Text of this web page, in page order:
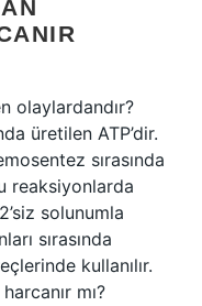
olaylardandır?
üretilen ATP’dir.
sırasında
reaksiyonlarda
solunumla
sırasında
kullanılır.
mı?